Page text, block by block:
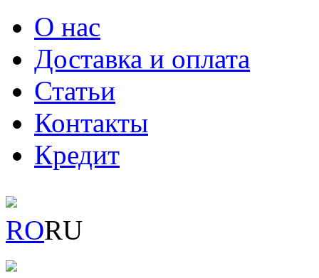
О нас
Доставка и оплата
Статьи
Контакты
Кредит
RORU